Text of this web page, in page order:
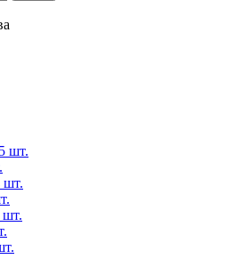
шт.
шт.
шт.